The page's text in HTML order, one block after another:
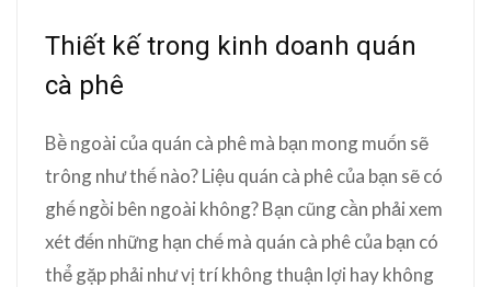
Thiết kế trong kinh doanh quán
cà phê
Bề ngoài của quán cà phê mà bạn mong muốn sẽ
trông như thế nào? Liệu quán cà phê của bạn sẽ có
ghế ngồi bên ngoài không? Bạn cũng cần phải xem
xét đến những hạn chế mà quán cà phê của bạn có
thể gặp phải như vị trí không thuận lợi hay không